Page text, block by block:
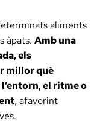
aliments
àpats. Amb una
els
millor què
el ritme o
, afavorint